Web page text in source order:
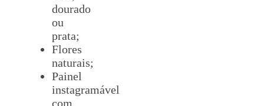
dourado
ou
prata;
Flores
naturais;
Painel
instagramável
com